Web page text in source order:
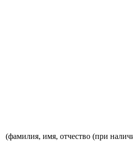
(фамилия, имя, отчество (при